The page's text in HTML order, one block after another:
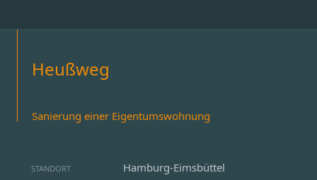
Heußweg
Sanierung einer Eigentumswohnung
STANDORT Hamburg-Eimsbüttel